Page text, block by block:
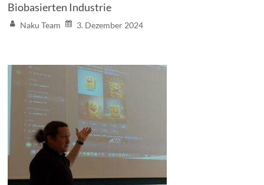
Biobasierten Industrie
Naku Team 3. Dezember 2024